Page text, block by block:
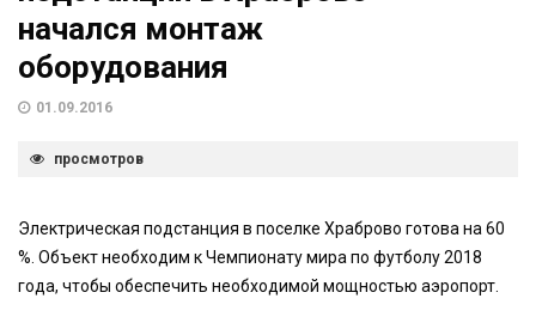
начался монтаж
оборудования
01.09.2016
просмотров
Электрическая подстанция в поселке Храброво готова на 60
%. Объект необходим к Чемпионату мира по футболу 2018
года, чтобы обеспечить необходимой мощностью аэропорт.